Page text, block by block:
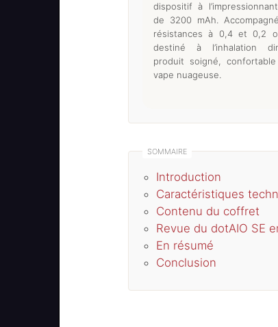
dispositif à
de 3200 mAh.
résistances à 0,4 et 0,2
destiné à l’inhalation
produit soigné,
vape nuageuse.
Introduction
Caractéristiques
Contenu du coffret
Revue du dotAIO SE
En résumé
Conclusion